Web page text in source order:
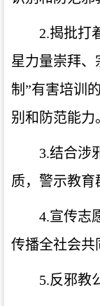
2.揭批打
星力量崇拜、
制”有害培训
别和防范能力
3.结合涉
质，警示教育
4.宣传志
传播全社会共
5.反邪教